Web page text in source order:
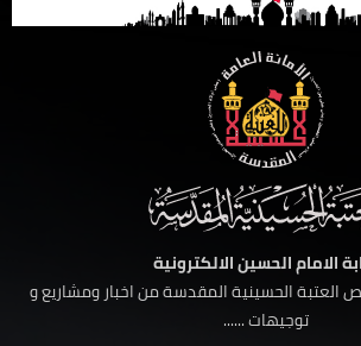
الامام الحسين الالكترونية
العتبة الحسينية المقدسة من اخبار ومشاريع و
توجيهات ......